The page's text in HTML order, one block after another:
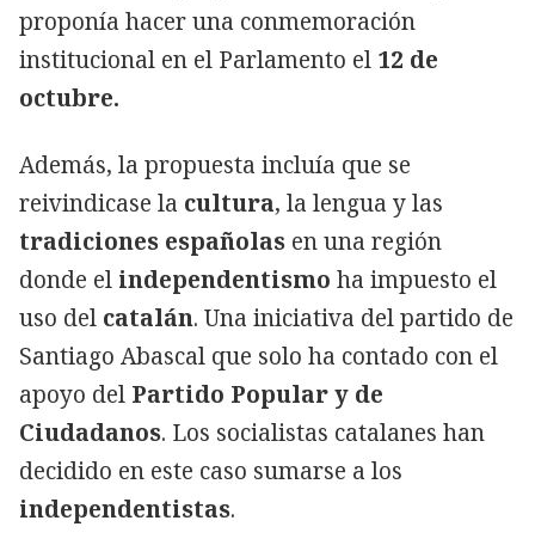
proponía hacer una conmemoración
institucional en el Parlamento el 12 de
octubre.
Además, la propuesta incluía que se
reivindicase la cultura, la lengua y las
tradiciones españolas en una región
donde el independentismo ha impuesto el
uso del catalán. Una iniciativa del partido de
Santiago Abascal que solo ha contado con el
apoyo del Partido Popular y de
Ciudadanos. Los socialistas catalanes han
decidido en este caso sumarse a los
independentistas.